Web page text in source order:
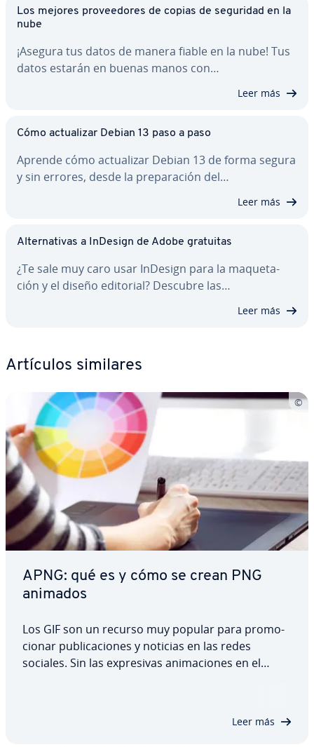
Los mejores pro­vee­do­res de copias de seguridad en la
nube
¡Asegura tus datos de manera fiable en la nube! Tus
datos estarán en buenas manos con…
Leer más
Cómo ac­tua­li­zar Debian 13 paso a paso
Aprende cómo ac­tua­li­zar Debian 13 de forma segura
y sin errores, desde la pre­pa­ra­ción del…
Leer más
Al­te­r­na­ti­vas a InDesign de Adobe gratuitas
¿Te sale muy caro usar InDesign para la ma­que­ta­
ción y el diseño editorial? Descubre las…
Leer más
Artículos similares
APNG: qué es y cómo se crean PNG
animados
Los GIF son un recurso muy popular para pro­mo­
cio­nar pu­bli­ca­cio­nes y noticias en las redes
sociales. Sin las ex­pre­si­vas ani­ma­cio­nes en el
Leer más